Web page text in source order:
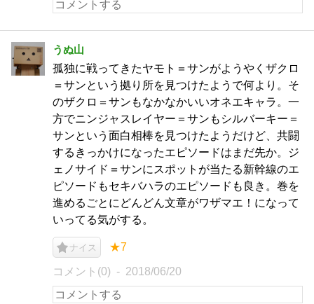
うぬ山
孤独に戦ってきたヤモト＝サンがようやくザクロ
＝サンという拠り所を見つけたようで何より。そ
のザクロ＝サンもなかなかいいオネエキャラ。一
方でニンジャスレイヤー＝サンもシルバーキー＝
サンという面白相棒を見つけたようだけど、共闘
するきっかけになったエピソードはまだ先か。ジ
ェノサイド＝サンにスポットが当たる新幹線のエ
ピソードもセキバハラのエピソードも良き。巻を
進めるごとにどんどん文章がワザマエ！になって
いってる気がする。
ナイス ★7
コメント(0) 2018/06/20